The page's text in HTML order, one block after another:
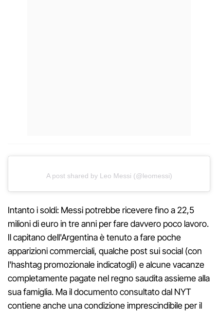
A post shared by Leo Messi (@leomessi)
Intanto i soldi: Messi potrebbe ricevere fino a 22,5
milioni di euro in tre anni per fare davvero poco lavoro.
Il capitano dell'Argentina è tenuto a fare poche
apparizioni commerciali, qualche post sui social (con
l'hashtag promozionale indicatogli) e alcune vacanze
completamente pagate nel regno saudita assieme alla
sua famiglia. Ma il documento consultato dal NYT
contiene anche una condizione imprescindibile per il